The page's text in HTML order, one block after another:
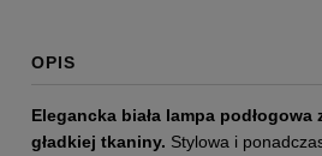
OPIS
Elegancka biała lampa podłogowa
gładkiej tkaniny. Stylowa i